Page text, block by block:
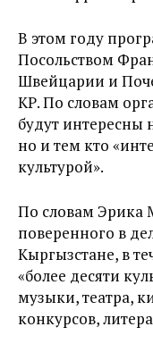
В этом году
Посольством
Швейцарии и
КР. По словам
будут интересны
но и тем кто
культурой».
По словам Эрика
поверенного в
Кыргызстане, в
«более десяти
музыки, театра,
конкурсов,